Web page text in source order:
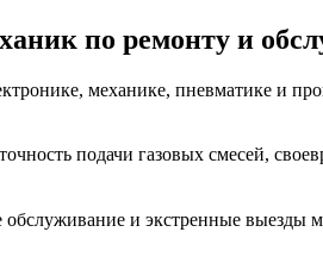
по ремонту и
механике, пневматике и
подачи газовых смесей,
и экстренные выезды